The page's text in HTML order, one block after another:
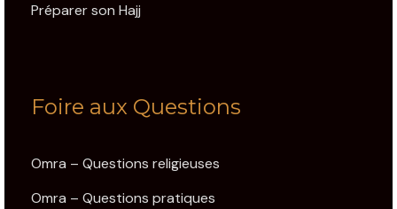
Préparer son Hajj
Foire aux Questions
Omra – Questions religieuses
Omra – Questions pratiques